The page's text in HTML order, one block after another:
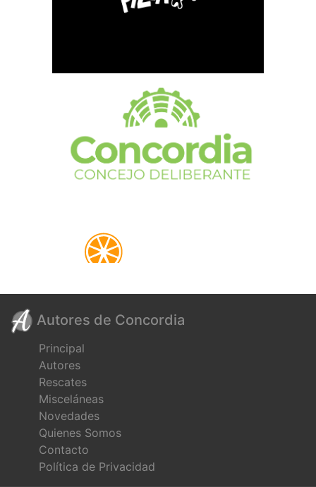
Autores de Concordia
Principal
Autores
Rescates
Misceláneas
Novedades
Quienes Somos
Contacto
Política de Privacidad